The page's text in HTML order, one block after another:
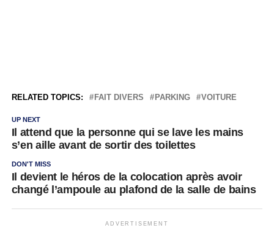
RELATED TOPICS: FAIT DIVERS PARKING VOITURE
UP NEXT
Il attend que la personne qui se lave les mains
s’en aille avant de sortir des toilettes
DON'T MISS
Il devient le héros de la colocation après avoir
changé l’ampoule au plafond de la salle de bains
ADVERTISEMENT